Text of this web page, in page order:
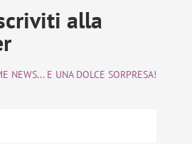
alla
NEWS... E UNA DOLCE SORPRESA!